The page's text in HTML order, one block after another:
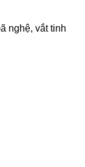
nghệ, vắt tinh